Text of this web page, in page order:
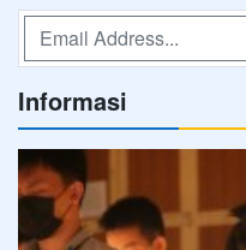
Informasi